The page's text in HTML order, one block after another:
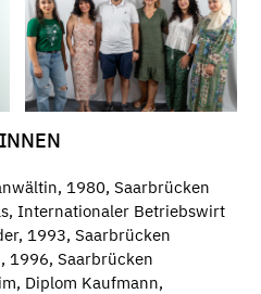
1980, Saarbrücken
Internationaler Betriebswirt
1993, Saarbrücken
1996, Saarbrücken
Diplom Kaufmann,